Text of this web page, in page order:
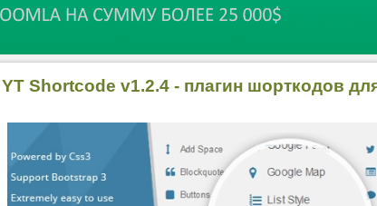
YT Shortcode v1.2.4 - плагин шорткодов